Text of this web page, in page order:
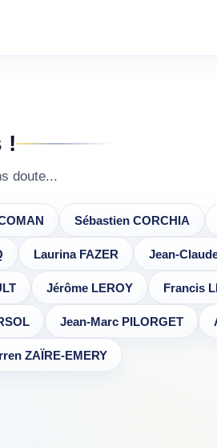
!
doute...
Sébastien CORCHIA
Laurina FAZER Jean-
Jérôme LEROY Francis
Jean-Marc PILORGET
ZAÏRE-EMERY